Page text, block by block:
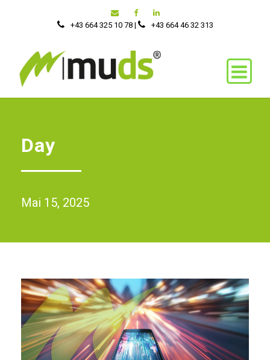
+43 664 325 10 78| ‭+43 664 46 32 313‬
Day
Mai 15, 2025